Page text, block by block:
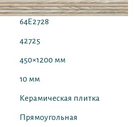
64E2728
42725
450×1200 мм
10 мм
Керамическая плитка
Прямоугольная